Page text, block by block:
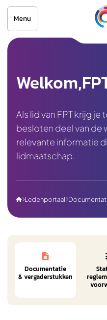
Menu
Welkom,
Als lid van FPT krijg
besloten deel van de
relevante informatie
lidmaatschap.
Ledenportaal 

Documentatie
& vergaderstukken